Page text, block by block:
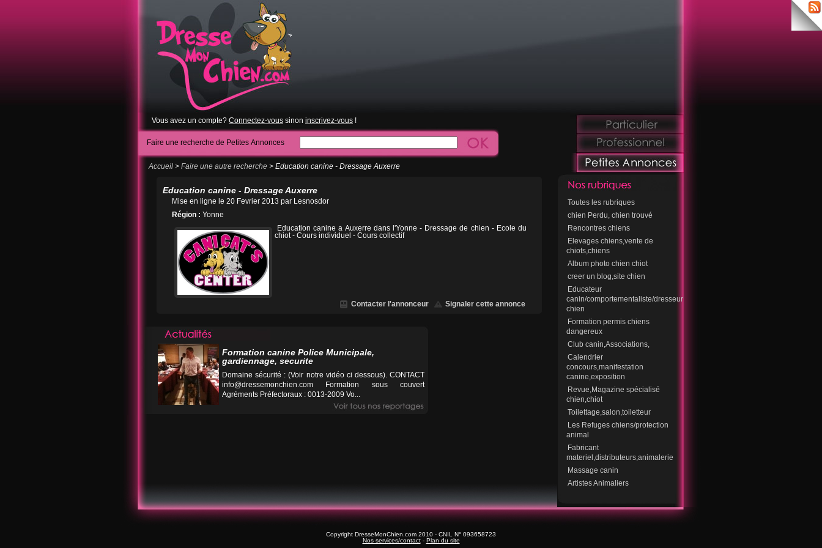
Toutes les rubriques
chien Perdu, chien trouvé
Rencontres chiens
Elevages chiens,vente de
chiots,chiens
Album photo chien chiot
creer un blog,site chien
Educateur
canin/comportementaliste/dresseur
chien
Formation permis chiens
dangereux
Club canin,Associations,
Calendrier
concours,manifestation
canine,exposition
Revue,Magazine spécialisé
chien,chiot
Toilettage,salon,toiletteur
Les Refuges chiens/protection
animal
Fabricant
materiel,distributeurs,animalerie
Massage canin
Artistes Animaliers
Vous avez un compte? Connectez-vous sinon inscrivez-vous !
Faire une recherche de Petites Annonces
Accueil > Faire une autre recherche > Education canine - Dressage Auxerre
Education canine - Dressage Auxerre
Mise en ligne le 20 Fevrier 2013 par Lesnosdor
Région : Yonne
Education canine a Auxerre dans l'Yonne - Dressage de chien - Ecole du
chiot - Cours individuel - Cours collectif
Contacter l'annonceur Signaler cette annonce
Formation canine Police Municipale,
gardiennage, securite
Domaine sécurité : (Voir notre vidéo ci dessous). CONTACT
info@dressemonchien.com Formation sous couvert
Agréments Préfectoraux : 0013-2009 Vo...
Copyright DresseMonChien.com 2010 - CNIL N° 093658723
Nos services/contact- Plan du site